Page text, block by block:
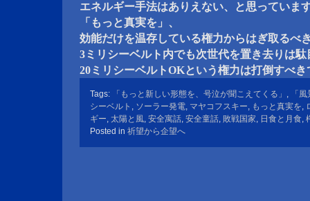
エネルギー手法はありえない、と思っていま
「もっと真実を」、
効能だけを温存している権力からはぎ取るべ
3ミリシーベルト内でも次世代を置き去りは駄
20ミリシーベルトOKという権力は打倒すべき
Tags: 「もっと新しい形態を、号泣が聞こえてくる」 ,
「
シーベルト , ソーラー発電, マヤコフスキー, もっと真実を,
ギー, 太陽と風, 安全寓話, 安全童話, 敗戦国家, 日食と月食,
Posted in 祈望から企望へ